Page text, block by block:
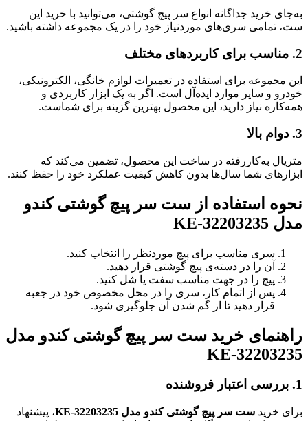
به‌جای خرید جداگانه انواع سر پیچ گوشتی، می‌توانید با خرید این
ست، تمامی سری‌های موردنیاز خود را در یک مجموعه داشته باشید.
2. مناسب برای کاربردهای مختلف
این مجموعه برای استفاده در تعمیرات لوازم خانگی، الکترونیکی،
خودرو و سایر موارد ایده‌آل است. اگر به یک ابزار کاربردی و
همه‌کاره نیاز دارید، این محصول بهترین گزینه برای شماست.
3. دوام بالا
متریال به‌کاررفته در ساخت این محصول، تضمین می‌کند که
ابزارهای شما سال‌ها بدون کاهش کیفیت عملکرد خود را حفظ کنند.
نحوه استفاده از ست سر پیچ گوشتی کندو
مدل KE-32203235
سری مناسب برای پیچ موردنظر را انتخاب کنید.
آن را در دسته‌ی پیچ گوشتی قرار دهید.
پیچ را در جهت مناسب سفت یا شل کنید.
پس از اتمام کار، سری را در محل مخصوص خود در جعبه
قرار دهید تا از گم شدن آن جلوگیری شود.
راهنمای خرید ست سر پیچ گوشتی کندو مدل
KE-32203235
1. بررسی اعتبار فروشنده
برای خرید ست سر پیچ گوشتی کندو مدل KE-32203235
، پیشنهاد